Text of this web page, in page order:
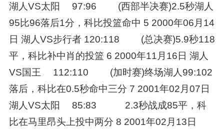
湖人VS太阳 97:96 (西部半决赛)2.5秒湖人
95比96落后1分，科比投篮命中 5 2000年06月14
日 湖人VS步行者 120:118 (总决赛)5.9秒118
平，科比补中肖的投篮 6 2000年11月16日 湖人
VS国王 112:110 (加时赛)终场湖人99:102
落后，科比在0.5秒命中三分 7 2001年02月07日
湖人VS太阳 85:83 2.3秒战成85平，科
比在马里昂头上投中两分 8 2001年02月13日